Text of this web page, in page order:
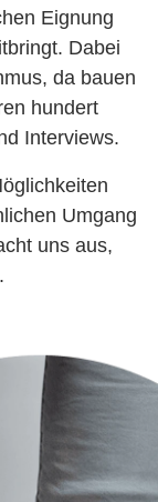
Eignung
Dabei
da bauen
hundert
Interviews.
Umgang
uns aus,